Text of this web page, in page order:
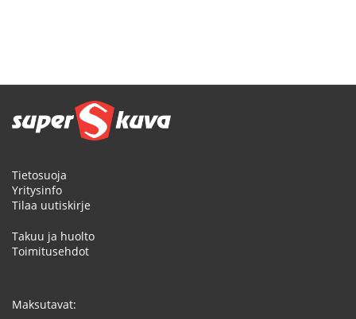
Tietosuoja
Yritysinfo
Tilaa uutiskirje
Takuu ja huolto
Toimitusehdot
Maksutavat: